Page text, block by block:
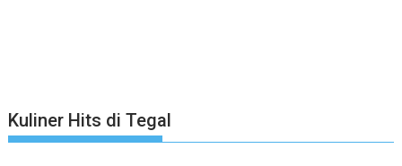
Kuliner Hits di Tegal